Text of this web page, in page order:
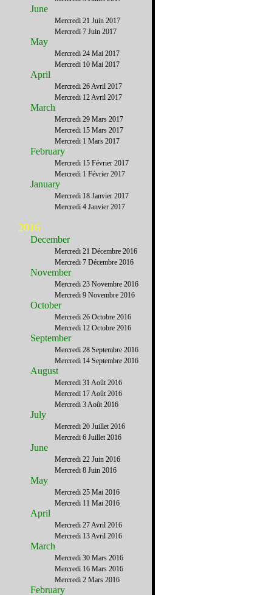
June
Mercredi 21 Juin 2017
Mercredi 7 Juin 2017
May
Mercredi 24 Mai 2017
Mercredi 10 Mai 2017
April
Mercredi 26 Avril 2017
Mercredi 12 Avril 2017
March
Mercredi 29 Mars 2017
Mercredi 15 Mars 2017
Mercredi 1 Mars 2017
February
Mercredi 15 Février 2017
Mercredi 1 Février 2017
January
Mercredi 18 Janvier 2017
Mercredi 4 Janvier 2017
2016
December
Mercredi 21 Décembre 2016
Mercredi 7 Décembre 2016
November
Mercredi 23 Novembre 2016
Mercredi 9 Novembre 2016
October
Mercredi 26 Octobre 2016
Mercredi 12 Octobre 2016
September
Mercredi 28 Septembre 2016
Mercredi 14 Septembre 2016
August
Mercredi 31 Août 2016
Mercredi 17 Août 2016
Mercredi 3 Août 2016
July
Mercredi 20 Juillet 2016
Mercredi 6 Juillet 2016
June
Mercredi 22 Juin 2016
Mercredi 8 Juin 2016
May
Mercredi 25 Mai 2016
Mercredi 11 Mai 2016
April
Mercredi 27 Avril 2016
Mercredi 13 Avril 2016
March
Mercredi 30 Mars 2016
Mercredi 16 Mars 2016
Mercredi 2 Mars 2016
February